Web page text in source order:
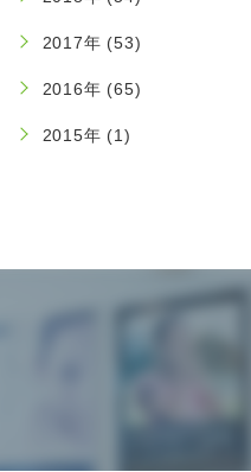
2017年 (53)
2016年 (65)
2015年 (1)